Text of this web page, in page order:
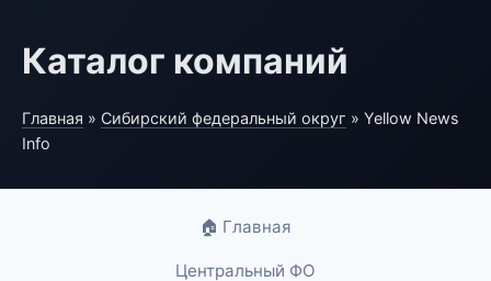
Каталог компаний
Главная » Сибирский федеральный округ » Yellow News
Info
🏠 Главная
Центральный ФО